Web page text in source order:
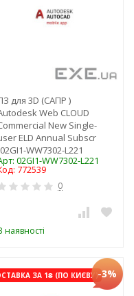
для 3D (САПР )
Web CLOUD
New Single-
ELD Annual Subscr
WW7302-L221
02GI1-WW7302-L221
772539
0
наявності
ЗА 1₴ (ПО КИЄВУ)-3%